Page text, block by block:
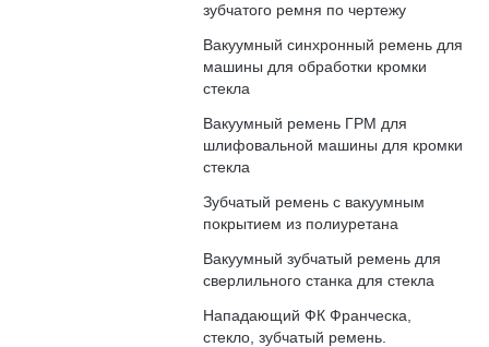
зубчатого ремня по чертежу
Вакуумный синхронный ремень для
машины для обработки кромки
стекла
Вакуумный ремень ГРМ для
шлифовальной машины для кромки
стекла
Зубчатый ремень с вакуумным
покрытием из полиуретана
Вакуумный зубчатый ремень для
сверлильного станка для стекла
Нападающий ФК Франческа,
стекло, зубчатый ремень.